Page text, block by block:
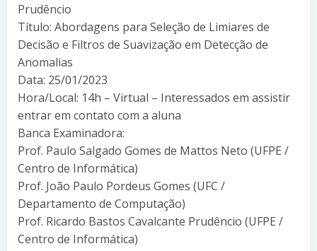
Prudêncio
Título: Abordagens para Seleção de Limiares de
Decisão e Filtros de Suavização em Detecção de
Anomalias
Data: 25/01/2023
Hora/Local: 14h – Virtual – Interessados em assistir
entrar em contato com a aluna
Banca Examinadora:
Prof. Paulo Salgado Gomes de Mattos Neto (UFPE /
Centro de Informática)
Prof. João Paulo Pordeus Gomes (UFC /
Departamento de Computação)
Prof. Ricardo Bastos Cavalcante Prudêncio (UFPE /
Centro de Informática)